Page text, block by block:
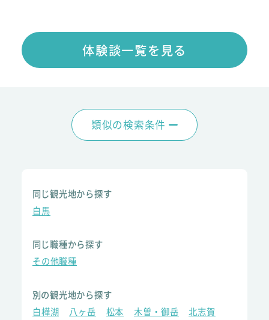
体験談一覧を見る
類似の検索条件
同じ観光地から探す
白馬
同じ職種から探す
その他職種
別の観光地から探す
白樺湖
八ヶ岳 松本 木曽・御岳
北志賀